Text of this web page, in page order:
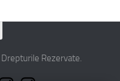
Rezervate.